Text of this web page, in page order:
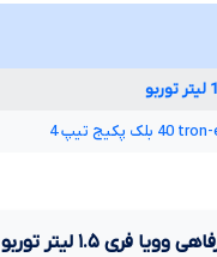
لیتر توربو
-
tron
40 بلک پکیج تیپ4
وویا فری ۱.۵ لیتر توربو